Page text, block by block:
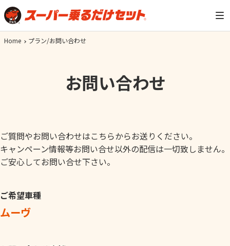
Home プラン/お問い合わせ
お問い合わせ
ご質問やお問い合わせはこちらからお送りください。
キャンペーン情報等お問い合せ以外の配信は一切致しません。
ご安心してお問い合せ下さい。
ご希望車種
ムーヴ